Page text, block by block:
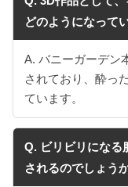
どのようになって
A. バニーガーデン
されており、酔っ
ています。
Q. ビリビリになる
されるのでしょう